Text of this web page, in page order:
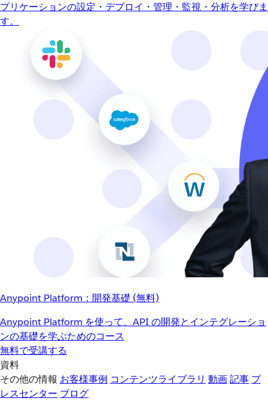
プリケーションの設定・デプロイ・管理・監視・分析を学びま
す。
Anypoint Platform：開発基礎 (無料)
Anypoint Platform を使って、API の開発とインテグレーショ
ンの基礎を学ぶためのコース
無料で受講する
資料
その他の情報 お客様事例 コンテンツライブラリ 動画記事 プ
レスセンター ブログ